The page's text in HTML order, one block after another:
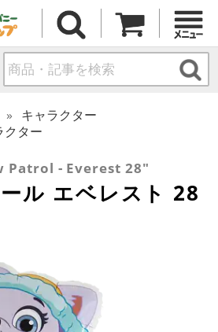
キャラクター
クター
Patrol - Everest 28"
ル エベレスト 28